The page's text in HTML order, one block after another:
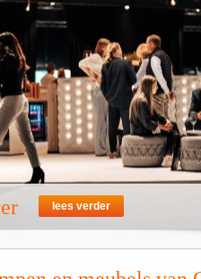
lees verder